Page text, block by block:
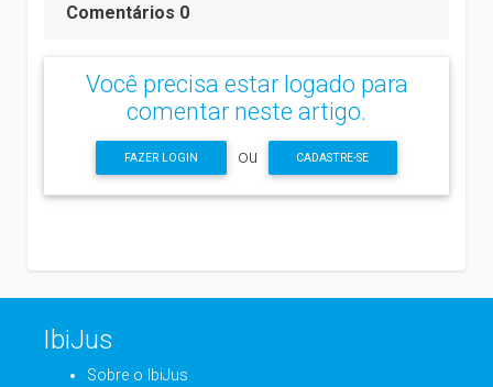
Comentários 0
Você precisa estar logado para
comentar neste artigo.
FAZER LOGIN ou CADASTRE-SE
IbiJus
Sobre o IbiJus